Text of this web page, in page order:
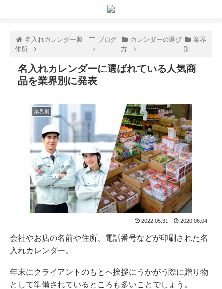
名入れカレンダー製
作所
ブログ
カレンダーの選び
方
業界
別
名入れカレンダーに選ばれている人気商
品を業界別に発表
業界別
2022.05.31 2020.06.04
会社やお店の名前や住所、電話番号などが印刷された名
入れカレンダー。
年末にクライアントのもとへ挨拶にうかがう際に贈り物
として準備されているところも多いことでしょう。